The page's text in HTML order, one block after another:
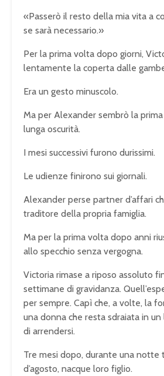
«Passerò il resto della mia vita a
se sarà necessario.»
Per la prima volta dopo giorni,
lentamente la coperta dalle
Era un gesto minuscolo.
Ma per Alexander sembrò la
lunga oscurità.
I mesi successivi furono durissimi.
Le udienze finirono sui giornali.
Alexander perse partner d’affari
traditore della propria famiglia.
Ma per la prima volta dopo anni
allo specchio senza vergogna.
Victoria rimase a riposo assoluto
settimane di gravidanza.
per sempre. Capì che, a volte, la
una donna che resta sdraiata in
di arrendersi.
Tre mesi dopo, durante una notte
d’agosto, nacque loro figlio.